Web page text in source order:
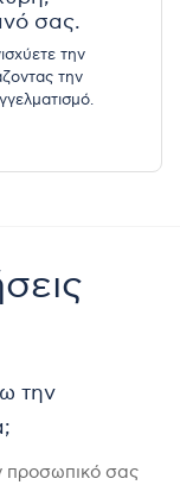
σας.
την
την
την
προσωπικό σας